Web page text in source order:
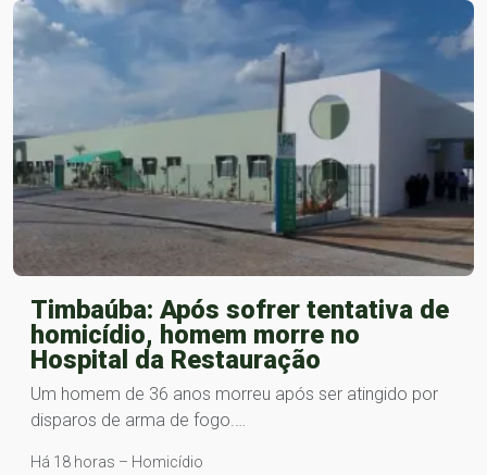
Timbaúba: Após sofrer tentativa de
homicídio, homem morre no
Hospital da Restauração
Um homem de 36 anos morreu após ser atingido por
disparos de arma de fogo.…
Há 18 horas – Homicídio